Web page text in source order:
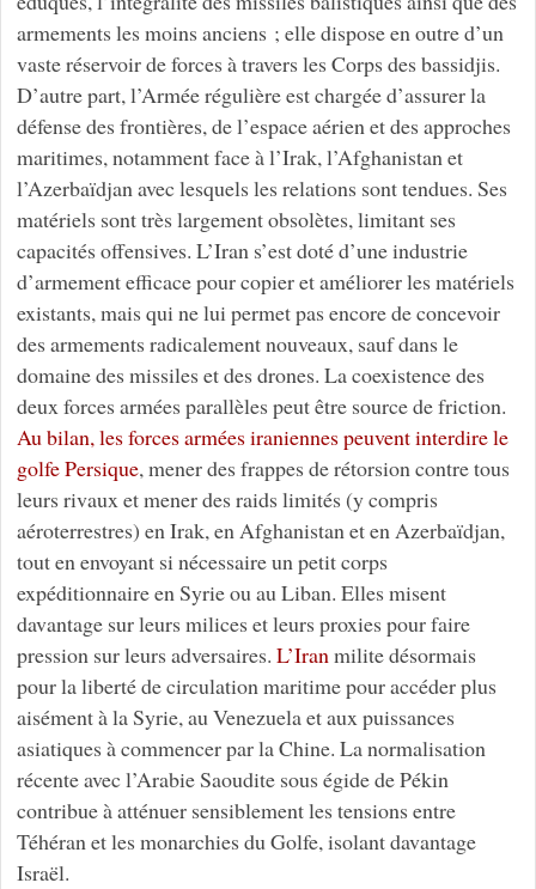
armements les moins anciens ; elle dispose en outre d’un
vaste réservoir de forces à travers les Corps des bassidjis.
D’autre part, l’Armée régulière est chargée d’assurer la
défense des frontières, de l’espace aérien et des approches
maritimes, notamment face à l’Irak, l’Afghanistan et
l’Azerbaïdjan avec lesquels les relations sont tendues. Ses
matériels sont très largement obsolètes, limitant ses
capacités offensives. L’Iran s’est doté d’une industrie
d’armement efficace pour copier et améliorer les matériels
existants, mais qui ne lui permet pas encore de concevoir
des armements radicalement nouveaux, sauf dans le
domaine des missiles et des drones. La coexistence des
deux forces armées parallèles peut être source de friction.
Au bilan, les forces armées iraniennes peuvent interdire le
golfe Persique, mener des frappes de rétorsion contre tous
leurs rivaux et mener des raids limités (y compris
aéroterrestres) en Irak, en Afghanistan et en Azerbaïdjan,
tout en envoyant si nécessaire un petit corps
expéditionnaire en Syrie ou au Liban. Elles misent
davantage sur leurs milices et leurs proxies pour faire
pression sur leurs adversaires. L’Iranmilite désormais
pour la liberté de circulation maritime pour accéder plus
aisément à la Syrie, au Venezuela et aux puissances
asiatiques à commencer par la Chine. La normalisation
récente avec l’Arabie Saoudite sous égide de Pékin
contribue à atténuer sensiblement les tensions entre
Téhéran et les monarchies du Golfe, isolant davantage
Israël.